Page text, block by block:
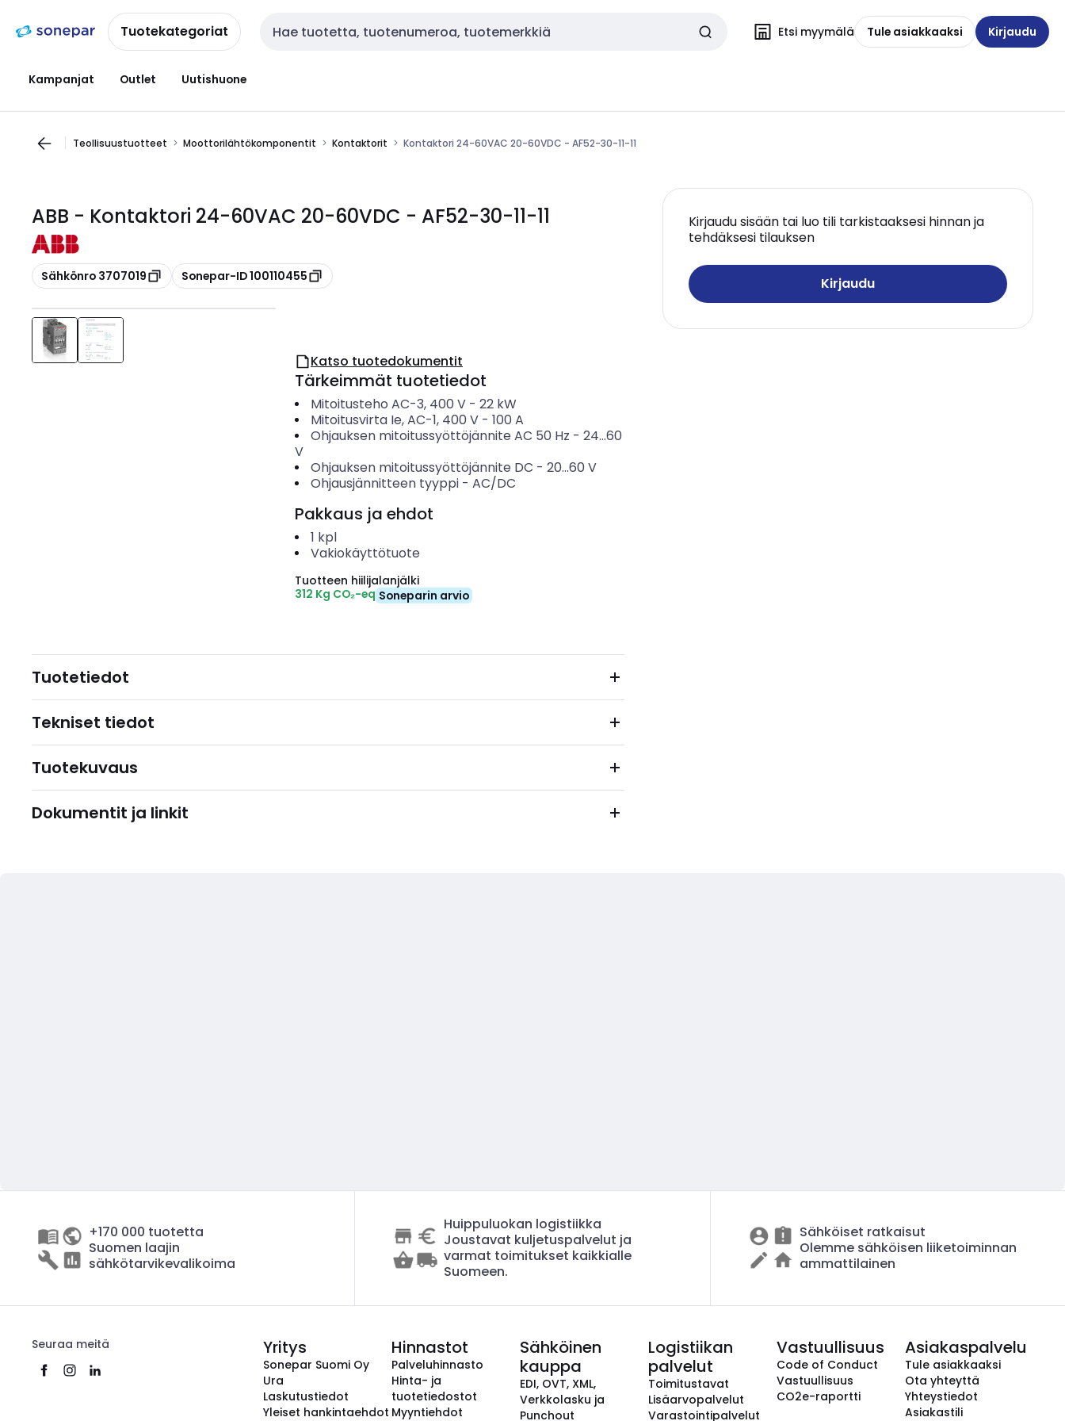
navigointiinsisältöönTuotekategoriat Haku Etsi myymälä Tule asiakkaaksi Kirjaudu
Kampanjat Outlet Uutishuone
Teollisuustuotteet Moottorilähtökomponentit Kontaktorit Kontaktori 24-60VAC 20-60VDC - AF52-30-11-11
ABB - Kontaktori 24-60VAC 20-60VDC - AF52-30-11-11
Kopioi
Sähkönro 3707019 Kopioi
Sonepar-ID 100110455
Kirjaudu sisään tai luo tili tarkistaaksesi hinnan ja
tehdäksesi tilauksen
Kirjaudu
Katso tuotedokumentit
Tärkeimmät tuotetiedot
Mitoitusteho AC-3, 400 V- 22 kW
Mitoitusvirta Ie, AC-1, 400 V- 100 A
Ohjauksen mitoitussyöttöjännite AC 50 Hz - 24...60
V
Ohjauksen mitoitussyöttöjännite DC - 20...60 V
Ohjausjännitteen tyyppi- AC/DC
Pakkaus ja ehdot
1 kpl
Vakiokäyttötuote
Tuotteen hiilijalanjälki
312 Kg CO₂-eq Soneparin arvio
Tuotetiedot
Tekniset tiedot
Tuotekuvaus
Dokumentit ja linkit
+170 000 tuotetta
Suomen laajin
sähkötarvikevalikoima
Huippuluokan logistiikka
Joustavat kuljetuspalvelut ja
varmat toimitukset kaikkialle
Suomeen.
Sähköiset ratkaisut
Olemme sähköisen liiketoiminnan
ammattilainen
Seuraa meitä Yritys
Sonepar Suomi Oy
Ura
Laskutustiedot
Yleiset hankintaehdot
Hinnastot
Palveluhinnasto
Hinta- ja
tuotetiedostot
Myyntiehdot
Sähköinen
kauppa
EDI, OVT, XML,
Verkkolasku ja
Punchout
Logistiikan
palvelut
Toimitustavat
Lisäarvopalvelut
Varastointipalvelut
Vastuullisuus
Code of Conduct
Vastuullisuus
CO2e-raportti
Asiakaspalvelu
Tule asiakkaaksi
Ota yhteyttä
Yhteystiedot
Asiakastili